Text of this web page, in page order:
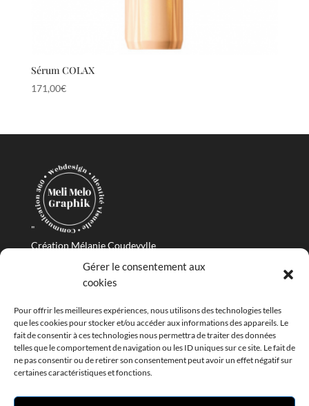
Gérer le consentement aux
cookies
Pour offrir les meilleures expériences, nous utilisons des technologies telles
que les cookies pour stocker et/ou accéder aux informations des appareils. Le
fait de consentir à ces technologies nous permettra de traiter des données
telles que le comportement de navigation ou les ID uniques sur ce site. Le fait de
ne pas consentir ou de retirer son consentement peut avoir un effet négatif sur
certaines caractéristiques et fonctions.
Sérum COLAX
171,00€
"
Création Mélanie Coudevylle